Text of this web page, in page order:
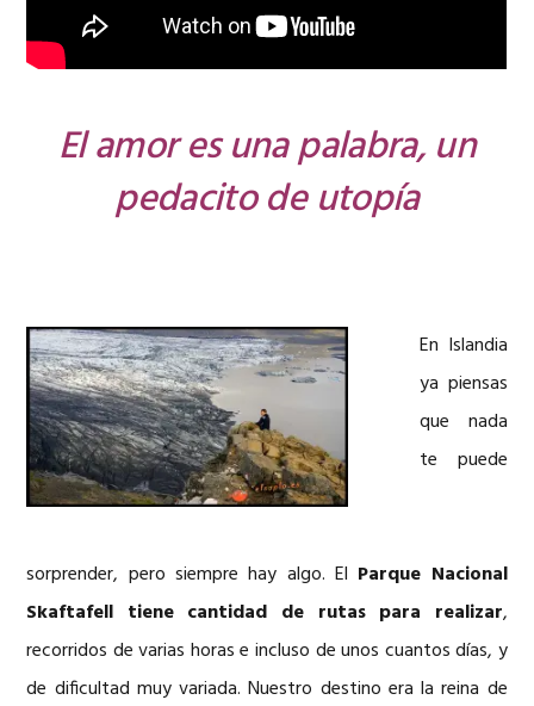
El amor es una palabra, un
pedacito de utopía
En Islandia
ya piensas
que nada
te puede
sorprender, pero siempre hay algo. El Parque Nacional
Skaftafell tiene cantidad de rutaspara realizar,
recorridos de varias horas e incluso de unos cuantos días, y
de dificultad muy variada. Nuestro destino era la reina de